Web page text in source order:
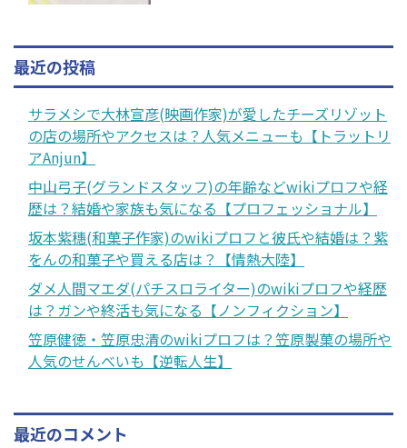
最近の投稿
サラメシで大林宣彦(映画作家)が愛したチーズリゾット
の店の場所やアクセスは？人気メニューも【トラットリ
アAnjun】
中山弓子(グランドスタッフ)の年齢などwikiプロフや経
歴は？結婚や家族も気になる【プロフェッショナル】
坂本紫穗(和菓子作家)のwikiプロフと彼氏や結婚は？紫
をんの和菓子や買える店は？【情熱大陸】
ダメ人間マエダ(パチスロライター)のwikiプロフや経歴
は？ガンや終活も気になる【ノンフィクション】
笠原健徳・笠原忠清のwikiプロフは？笠原製菓の場所や
人気のせんべいも【逆転人生】
最近のコメント